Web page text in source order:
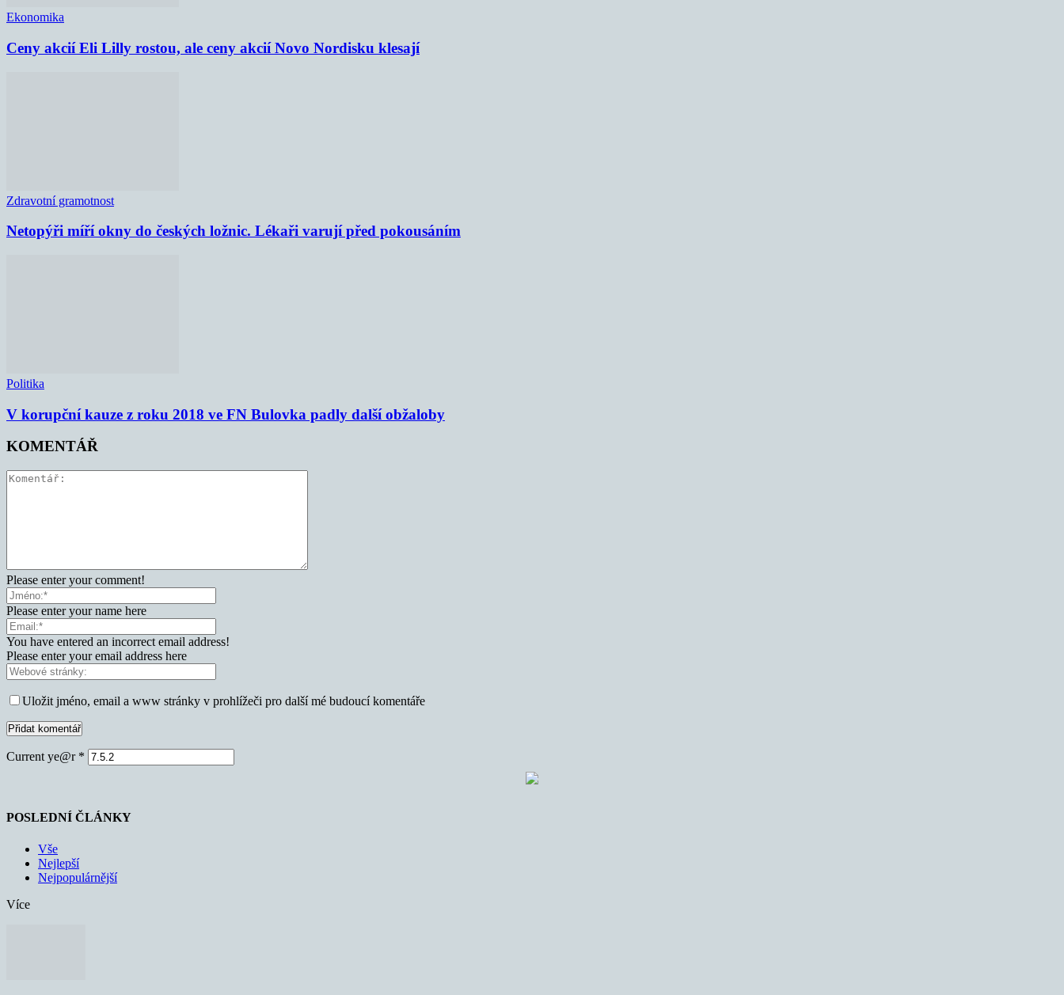
Ekonomika
Ceny akcií Eli Lilly rostou, ale ceny akcií Novo Nordisku klesají
Zdravotní gramotnost
Netopýři míří okny do českých ložnic. Lékaři varují před pokousáním
Politika
V korupční kauze z roku 2018 ve FN Bulovka padly další obžaloby
KOMENTÁŘ
Please enter your comment!
Please enter your name here
You have entered an incorrect email address!
Please enter your email address here
Uložit jméno, email a www stránky v prohlížeči pro další mé budoucí komentáře
Current ye@r *
POSLEDNÍ ČLÁNKY
Vše
Nejlepší
Nejpopulárnější
Více